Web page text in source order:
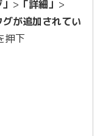
> 「詳細」 >
が追加されてい
押下